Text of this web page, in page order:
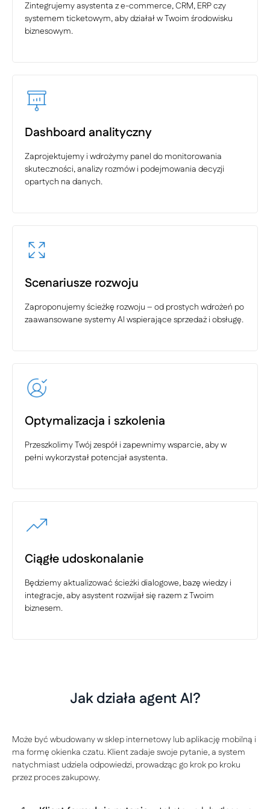
Zintegrujemy asystenta z e-commerce, CRM, ERP czy
systemem ticketowym, aby działał w Twoim środowisku
biznesowym.
Dashboard analityczny
Zaprojektujemy i wdrożymy panel do monitorowania
skuteczności, analizy rozmów i podejmowania decyzji
opartych na danych.
Scenariusze rozwoju
Zaproponujemy ścieżkę rozwoju – od prostych wdrożeń po
zaawansowane systemy AI wspierające sprzedaż i obsługę.
Optymalizacja i szkolenia
Przeszkolimy Twój zespół i zapewnimy wsparcie, aby w
pełni wykorzystał potencjał asystenta.
Ciągłe udoskonalanie
Będziemy aktualizować ścieżki dialogowe, bazę wiedzy i
integracje, aby asystent rozwijał się razem z Twoim
biznesem.
Jak działa agent AI?
Może być wbudowany w sklep internetowy lub aplikację mobilną i
ma formę okienka czatu. Klient zadaje swoje pytanie, a system
natychmiast udziela odpowiedzi, prowadząc go krok po kroku
przez proces zakupowy.